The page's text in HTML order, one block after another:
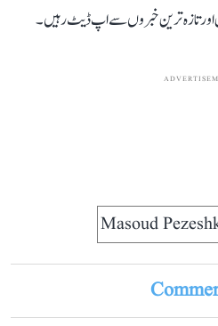
تازہ ترین خبروں سے اپ ڈیٹ رہیں۔
Masoud